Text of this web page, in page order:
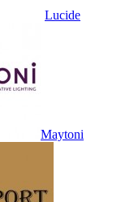
Lucide
Maytoni